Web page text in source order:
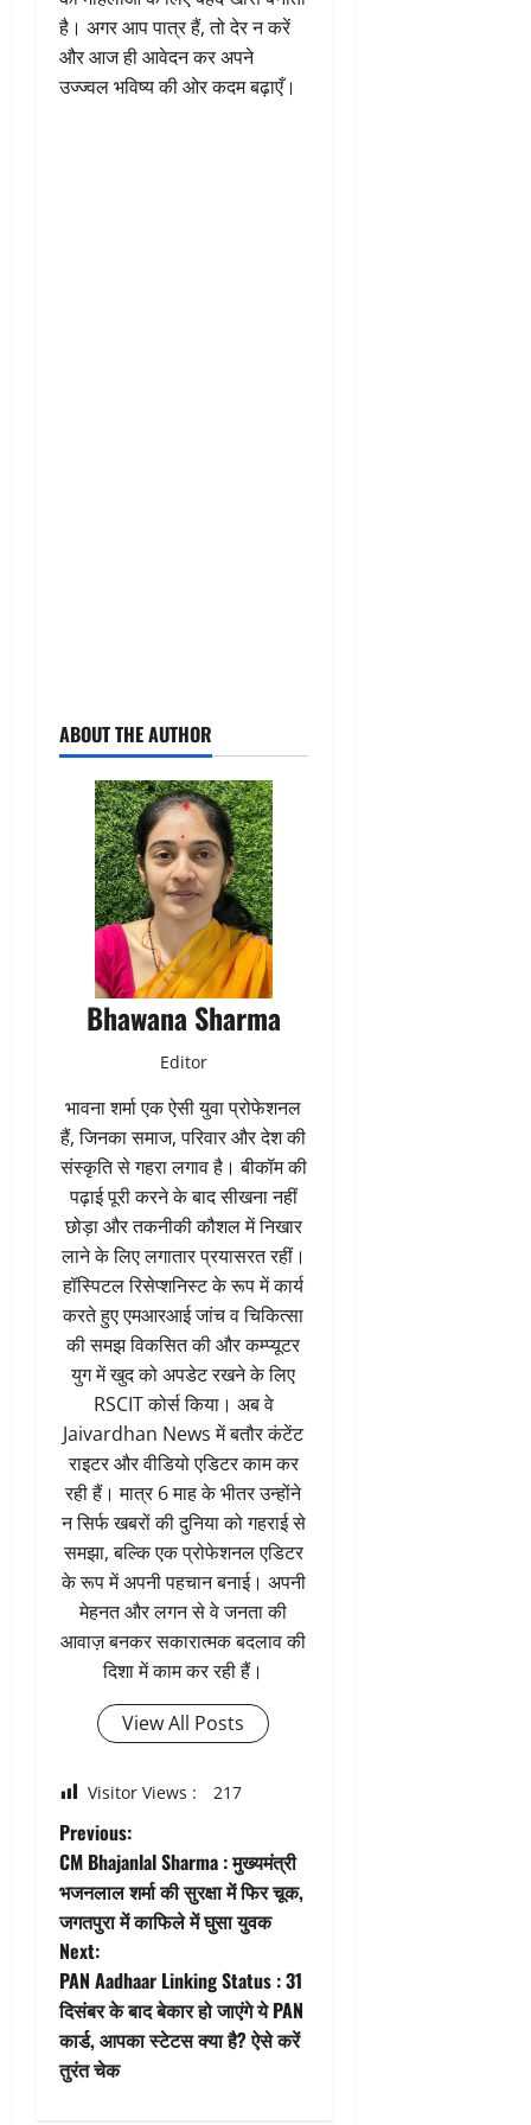
है। अगर आप पात्र हैं, तो देर न करें
और आज ही आवेदन कर अपने
उज्ज्वल भविष्य की ओर कदम बढ़ाएँ।
ABOUT THE AUTHOR
Bhawana Sharma
Editor
भावना शर्मा एक ऐसी युवा प्रोफेशनल
हैं, जिनका समाज, परिवार और देश की
संस्कृति से गहरा लगाव है। बीकॉम की
पढ़ाई पूरी करने के बाद सीखना नहीं
छोड़ा और तकनीकी कौशल में निखार
लाने के लिए लगातार प्रयासरत रहीं।
हॉस्पिटल रिसेप्शनिस्ट के रूप में कार्य
करते हुए एमआरआई जांच व चिकित्सा
की समझ विकसित की और कम्प्यूटर
युग में खुद को अपडेट रखने के लिए
RSCIT कोर्स किया। अब वे
Jaivardhan News में बतौर कंटेंट
राइटर और वीडियो एडिटर काम कर
रही हैं। मात्र 6 माह के भीतर उन्होंने
न सिर्फ खबरों की दुनिया को गहराई से
समझा, बल्कि एक प्रोफेशनल एडिटर
के रूप में अपनी पहचान बनाई। अपनी
मेहनत और लगन से वे जनता की
आवाज़ बनकर सकारात्मक बदलाव की
दिशा में काम कर रही हैं।
View All Posts
Visitor Views : 217
P
o
s
t
n
a
Previous:
CM Bhajanlal Sharma : मुख्यमंत्री
भजनलाल शर्मा की सुरक्षा में फिर चूक,
जगतपुरा में काफिले में घुसा युवक
Next:
PAN Aadhaar Linking Status : 31
दिसंबर के बाद बेकार हो जाएंगे ये PAN
कार्ड, आपका स्टेटस क्या है? ऐसे करें
तुरंत चेक